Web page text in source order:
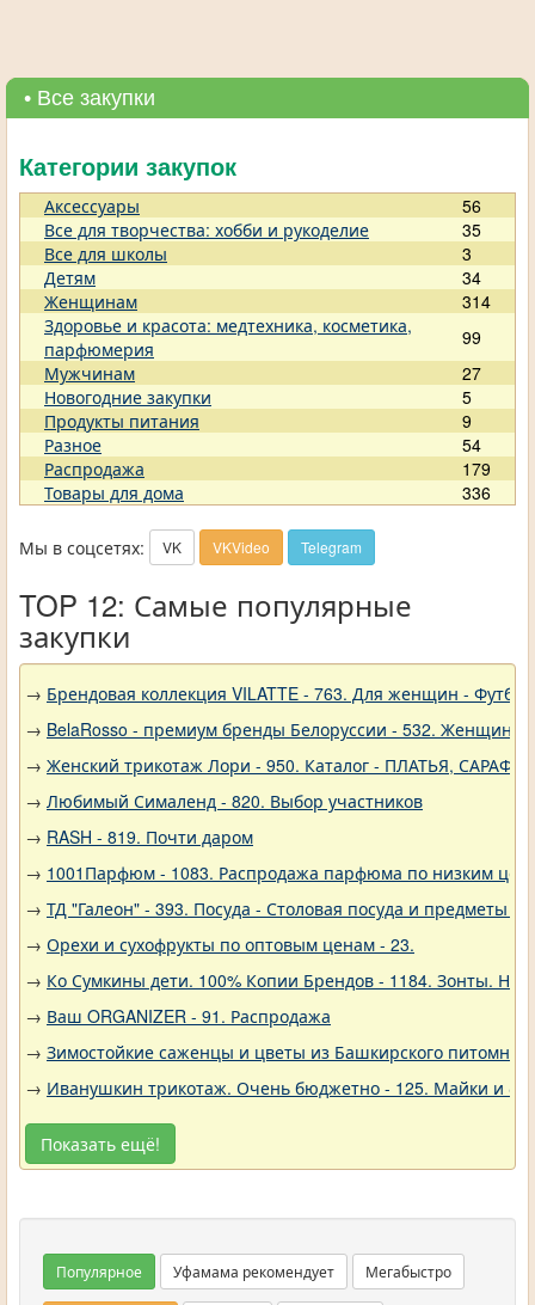
• Все закупки
Категории закупок
Аксессуары
56
Все для творчества: хобби и рукоделие
35
Все для школы
3
Детям
34
Женщинам
314
Здоровье и красота: медтехника, косметика,
парфюмерия
99
Мужчинам
27
Новогодние закупки
5
Продукты питания
9
Разное
54
Распродажа
179
Товары для дома
336
Мы в соцсетях: VK VKVideo Telegram
TOP 12: Самые популярные
закупки
→ Брендовая коллекция VILATTE - 763. Для женщин -
→ BelaRosso - премиум бренды Белоруссии - 532.
→ Женский трикотаж Лори - 950. Каталог - ПЛАТЬЯ,
→ Любимый Сималенд - 820. Выбор участников
→ RASH - 819. Почти даром
→ 1001Парфюм - 1083. Распродажа парфюма по низким
→ ТД "Галеон" - 393. Посуда - Столовая посуда и предметы
→ Орехи и сухофрукты по оптовым ценам - 23.
→ Ко Сумкины дети. 100% Копии Брендов - 1184. Зонты.
→ Ваш ORGANIZER - 91. Распродажа
→ Зимостойкие саженцы и цветы из Башкирского
→ Иванушкин трикотаж. Очень бюджетно - 125. Майки и
Показать ещё!
Популярное Уфамама рекомендует Мегабыстро